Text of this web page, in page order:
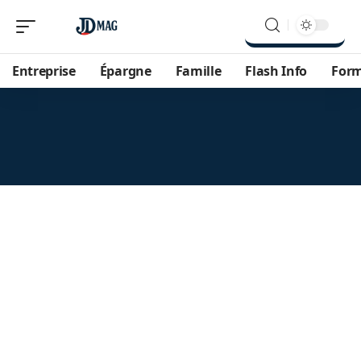
Entreprise Épargne Famille Flash Info